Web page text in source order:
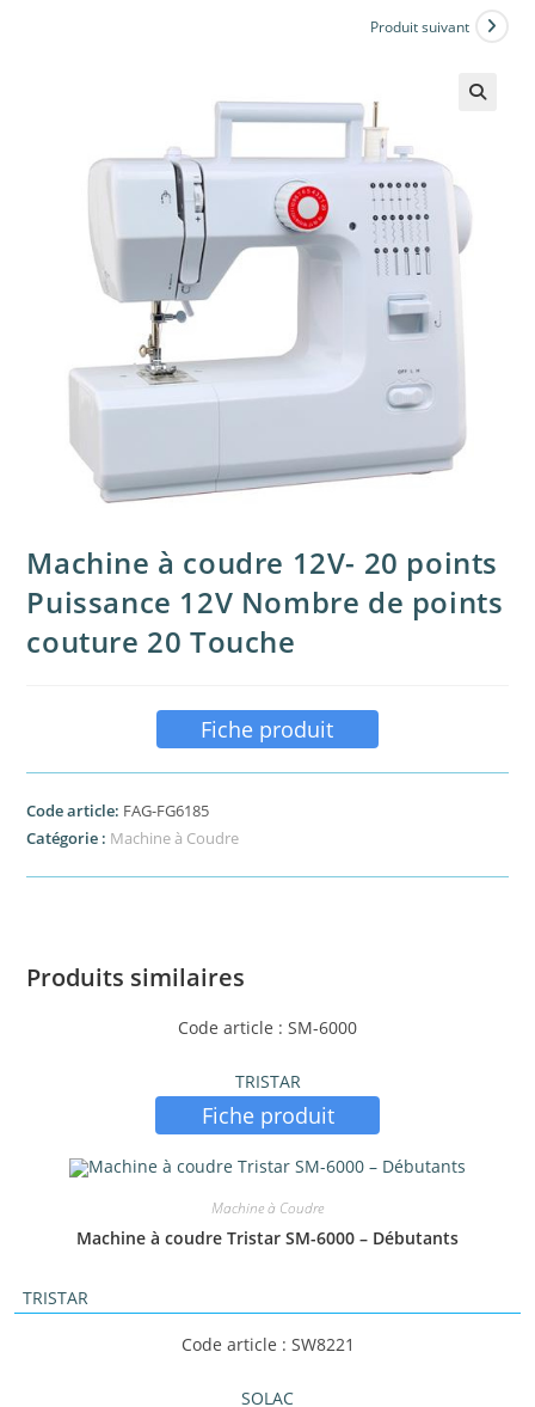
Produit suivant
Machine à coudre 12V- 20 points
Puissance 12V Nombre de points
couture 20 Touche
Fiche produit
Code article: FAG-FG6185
Catégorie : Machine à Coudre
Produits similaires
Code article : SM-6000
TRISTAR
Fiche produit
Machine à Coudre
Machine à coudre Tristar SM-6000 – Débutants
TRISTAR
Code article : SW8221
SOLAC